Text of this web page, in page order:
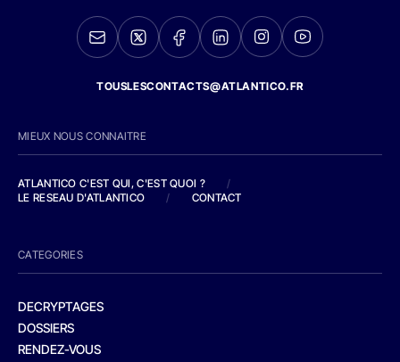
TOUSLESCONTACTS@ATLANTICO.FR
MIEUX NOUS CONNAITRE
ATLANTICO C'EST QUI, C'EST QUOI ?
/
LE RESEAU D'ATLANTICO
/ CONTACT
CATEGORIES
DECRYPTAGES
DOSSIERS
RENDEZ-VOUS